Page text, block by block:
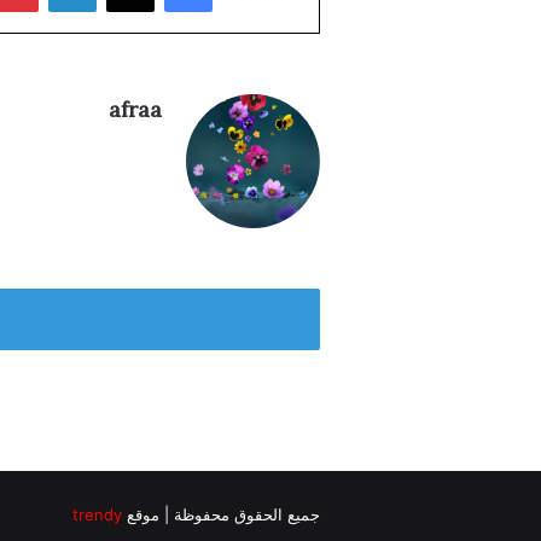
afraa
جميع الحقوق محفوظة | موقع